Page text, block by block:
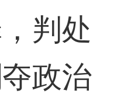
判处
政治